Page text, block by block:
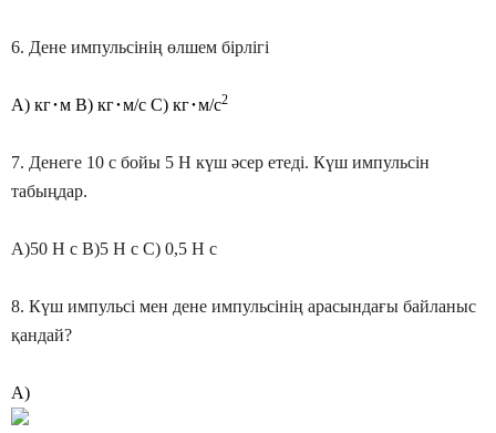
6. Дене импульсінің өлшем бірлігі
А) кг･м В) кг･м/с С) кг･м/с2
7. Денеге 10 с бойы 5 Н күш әсер етеді. Күш импульсін
табыңдар.
А)50 Н с В)5 Н с С) 0,5 Н с
8. Күш импульсі мен дене импульсінің арасындағы байланыс
қандай?
А)